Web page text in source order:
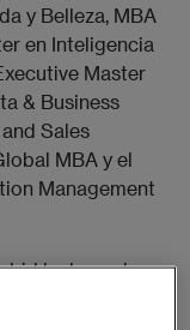
y Belleza, MBA
en Inteligencia
Master
& Business
Sales
MBA y el
Management
ha lanzado
un espacio